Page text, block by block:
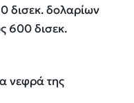
δισεκ. δολαρίων
600 δισεκ.
νεφρά της